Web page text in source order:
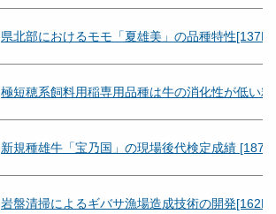
県北部におけるモモ「夏雄美」の品種特性
極短穂系飼料用稲専用品種は牛の消化性が低い
新規種雄牛「宝乃国」の現場後代検定成績
岩盤清掃によるギバサ漁場造成技術の開発